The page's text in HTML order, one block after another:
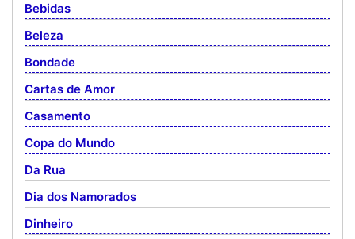
Bebidas
Beleza
Bondade
Cartas de Amor
Casamento
Copa do Mundo
Da Rua
Dia dos Namorados
Dinheiro